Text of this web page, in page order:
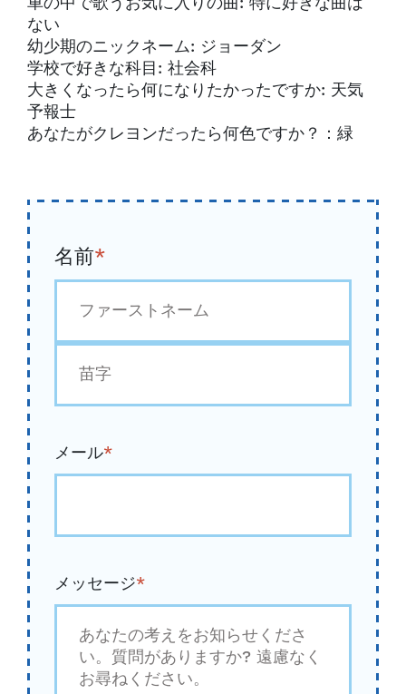
ない
幼少期のニックネーム: ジョーダン
学校で好きな科目: 社会科
大きくなったら何になりたかったですか: 天気
予報士
あなたがクレヨンだったら何色ですか？：緑
名前*
初
メール*
メッセージ*